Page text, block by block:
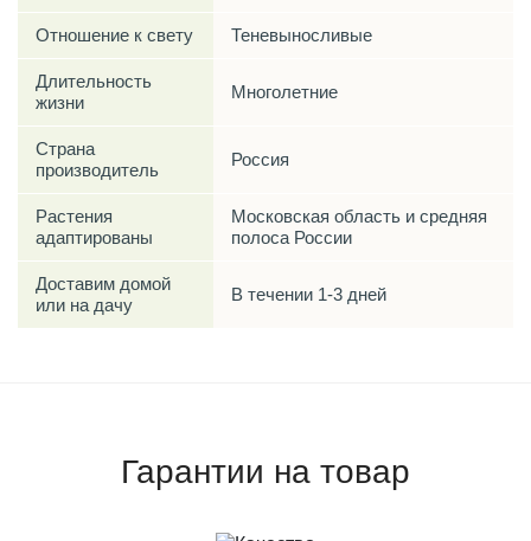
Отношение к свету Теневыносливые
Длительность
жизни
Многолетние
Страна
производитель
Россия
Растения
адаптированы
Московская область и средняя
полоса России
Доставим домой
или на дачу
В течении 1-3 дней
Гарантии на товар